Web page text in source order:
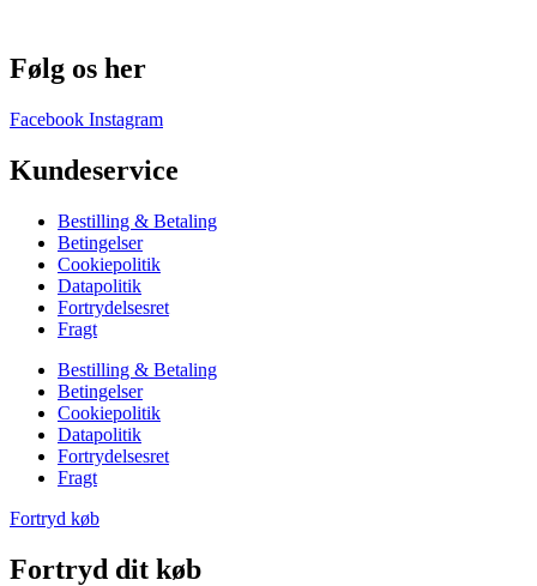
Følg os her
Facebook Instagram
Kundeservice
Bestilling & Betaling
Betingelser
Cookiepolitik
Datapolitik
Fortrydelsesret
Fragt
Bestilling & Betaling
Betingelser
Cookiepolitik
Datapolitik
Fortrydelsesret
Fragt
Fortryd køb
Fortryd dit køb